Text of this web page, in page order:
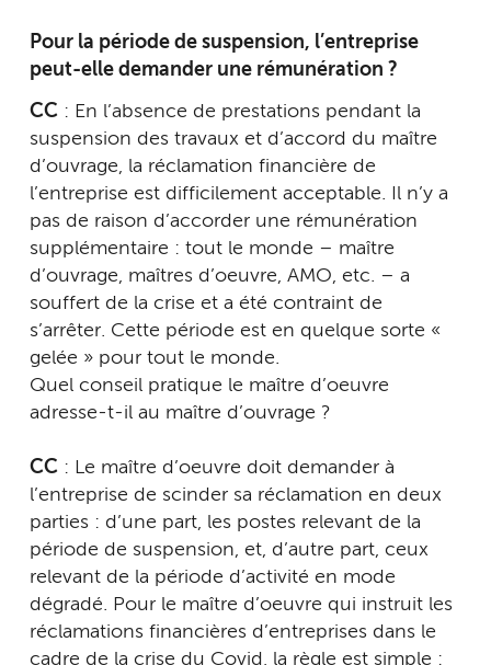
Pour la période de suspension, l’entreprise
peut-elle demander une rémunération ?
CC : En l’absence de prestations pendant la
suspension des travaux et d’accord du maître
d’ouvrage, la réclamation financière de
l’entreprise est difficilement acceptable. Il n’y a
pas de raison d’accorder une rémunération
supplémentaire : tout le monde – maître
d’ouvrage, maîtres d’oeuvre, AMO, etc. – a
souffert de la crise et a été contraint de
s’arrêter. Cette période est en quelque sorte «
gelée » pour tout le monde.
Quel conseil pratique le maître d’oeuvre
adresse-t-il au maître d’ouvrage ?
CC : Le maître d’oeuvre doit demander à
l’entreprise de scinder sa réclamation en deux
parties : d’une part, les postes relevant de la
période de suspension, et, d’autre part, ceux
relevant de la période d’activité en mode
dégradé. Pour le maître d’oeuvre qui instruit les
réclamations financières d’entreprises dans le
cadre de la crise du Covid, la règle est simple :